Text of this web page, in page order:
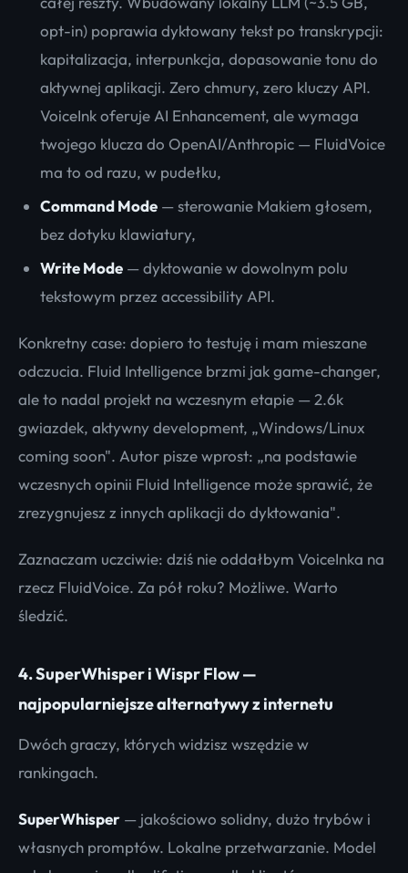
opt-in) poprawia dyktowany tekst po transkrypcji:
kapitalizacja, interpunkcja, dopasowanie tonu do
aktywnej aplikacji. Zero chmury, zero kluczy API.
VoiceInk oferuje AI Enhancement, ale wymaga
twojego klucza do OpenAI/Anthropic — FluidVoice
ma to od razu, w pudełku,
Command Mode — sterowanie Makiem głosem,
bez dotyku klawiatury,
Write Mode — dyktowanie w dowolnym polu
tekstowym przez accessibility API.
Konkretny case: dopiero to testuję i mam mieszane
odczucia. Fluid Intelligence brzmi jak game-changer,
ale to nadal projekt na wczesnym etapie — 2.6k
gwiazdek, aktywny development, „Windows/Linux
coming soon". Autor pisze wprost: „na podstawie
wczesnych opinii Fluid Intelligence może sprawić, że
zrezygnujesz z innych aplikacji do dyktowania".
Zaznaczam uczciwie: dziś nie oddałbym VoiceInka na
rzecz FluidVoice. Za pół roku? Możliwe. Warto
śledzić.
4. SuperWhisper i Wispr Flow —
najpopularniejsze alternatywy z internetu
Dwóch graczy, których widzisz wszędzie w
rankingach.
SuperWhisper — jakościowo solidny, dużo trybów i
własnych promptów. Lokalne przetwarzanie. Model